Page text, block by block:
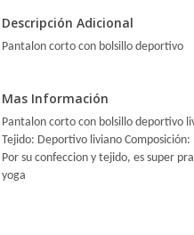
Descripción Adicional
Pantalon corto con bolsillo deportivo
Mas Información
Pantalon corto con bolsillo deportivo
Tejido: Deportivo liviano
Por su confeccion y tejido, es super
yoga